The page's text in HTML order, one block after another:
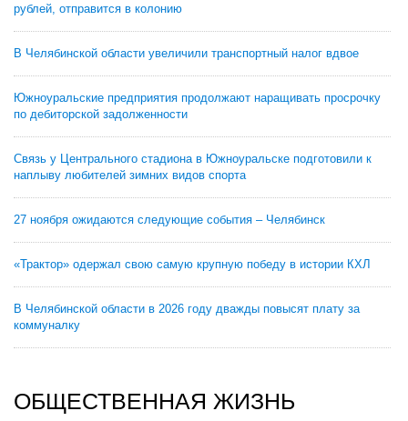
рублей, отправится в колонию
В Челябинской области увеличили транспортный налог вдвое
Южноуральские предприятия продолжают наращивать просрочку
по дебиторской задолженности
Связь у Центрального стадиона в Южноуральске подготовили к
наплыву любителей зимних видов спорта
27 ноября ожидаются следующие события – Челябинск
«Трактор» одержал свою самую крупную победу в истории КХЛ
В Челябинской области в 2026 году дважды повысят плату за
коммуналку
ОБЩЕСТВЕННАЯ ЖИЗНЬ